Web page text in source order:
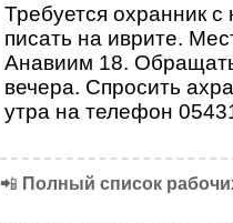
Требуется охранник
писать на иврите.
Анавиим 18.
вечера. Спросить
утра на телефон
📲 Полный список